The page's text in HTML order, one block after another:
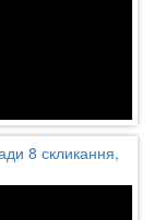
8 скликання,